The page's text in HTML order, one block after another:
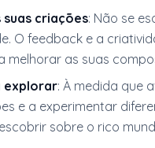
suas criações: Não se
O feedback e a
melhorar as suas
explorar: À medida que
e a experimentar
sobre o rico